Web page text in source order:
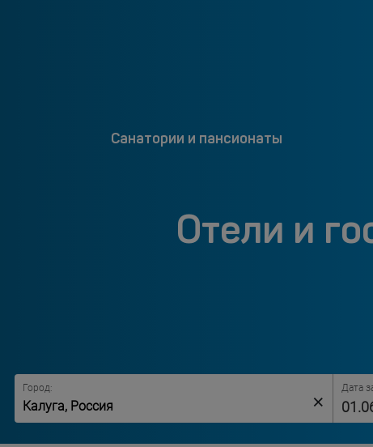
Санатории и пансионаты
Отели и
Город:
×
Дата